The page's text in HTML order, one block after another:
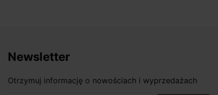
Newsletter
Otrzymuj informację o nowościach i wyprzedażach